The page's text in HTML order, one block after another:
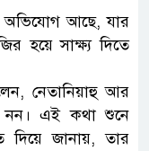
অভিযোগ আছে, যার
হয়ে সাক্ষ্য দিতে
নেতানিয়াহু আর
নন। এই কথা শুনে
দিয়ে জানায়, তার